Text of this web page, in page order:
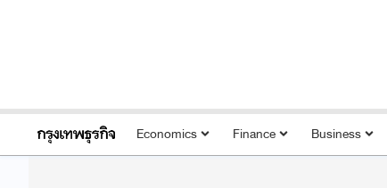
Economics Finance Business